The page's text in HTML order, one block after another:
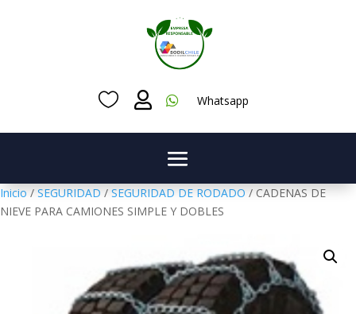
   Whatsapp
Inicio / SEGURIDAD / SEGURIDAD DE RODADO / CADENAS DE
NIEVE PARA CAMIONES SIMPLE Y DOBLES